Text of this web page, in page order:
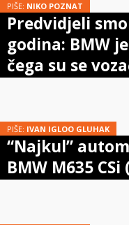
PIŠE: NIKO POZNAT
Predvidjeli
godina: BMW
čega su se
PIŠE: IVAN IGLOO GLUHAK
“Najkul”
BMW M635 CSi